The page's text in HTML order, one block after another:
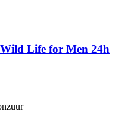
Wild Life for Men 24h